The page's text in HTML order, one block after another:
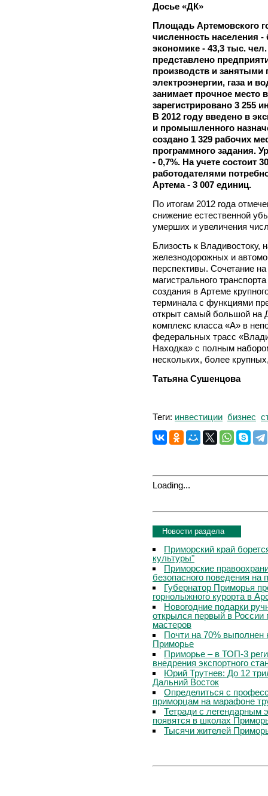
Досье «ДК»
Площадь Артемовского
численность населения -
экономике - 43,3 тыс.
представлено
производств и занятыми
электроэнергии, газа и
занимает прочное место
зарегистрировано 3 255
В 2012 году введено в
и промышленного
создано 1 329 рабочих
программного задания.
- 0,7%. На учете состоит
работодателями
Артема - 3 007 единиц.
По итогам 2012 года
снижение естественной
умерших и увеличения
Близость к Владивостоку,
железнодорожных и
перспективы. Сочетание
магистрального
создания в Артеме
терминала с функциями
открыт самый большой на
комплекс класса «А» в
федеральных трасс
Находка» с полным
нескольких, более
Татьяна Сушенцова
Теги: инвестиции бизнес
Loading...
Новости раздела
Приморский край
культуры"
Приморские
безопасного поведения
Губернатор Приморья
горнолыжного курорта в
Новогодние подарки
открылся первый в России
мастеров
Почти на 70%
Приморье
Приморье – в ТОП-3
внедрения экспортного
Юрий Трутнев: До 12
Дальний Восток
Определиться с
приморцам на марафоне
Тетради с легендарным
появятся в школах
Тысячи жителей